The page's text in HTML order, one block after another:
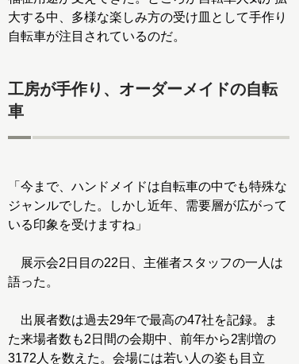
大する中、多様な楽しみ方の受け皿として手作り
自転車が注目されているのだ。
工房が手作り、オーダーメイドの自転
車
「今まで、ハンドメイドは自転車の中でも特殊な
ジャンルでした。しかし近年、需要層が広がって
いる印象を受けますね」
展示会2日目の22日、主催者スタッフの一人は
語った。
出展者数は過去29年で最高の47社を記録。ま
た来場者数も2日間の会期中、前年から2割増の
3172人を数えた。会場には若い人の姿も目立